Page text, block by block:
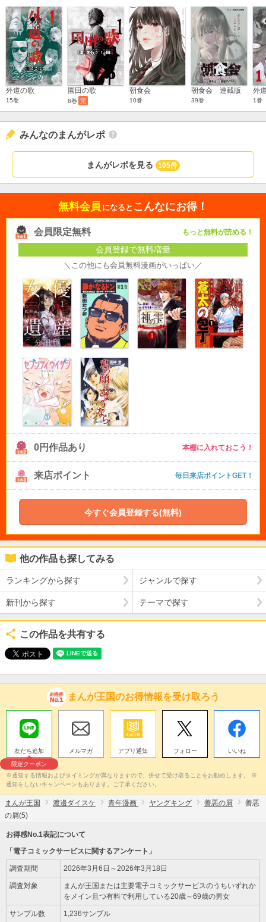
外道の歌
15巻
園田の歌
6巻 完
朝食会
10巻
朝食会 連載版
39巻
外
1巻
みんなのまんがレポ
まんがレポを見る 105件
無料会員 になると こんなにお得！
会員限定無料 もっと無料が読める！
会員登録で無料増量
＼この他にも会員無料漫画がいっぱい／
0円作品あり 本棚に入れておこう！
来店ポイント 毎日来店ポイントGET！
今すぐ会員登録する(無料)
他の作品も探してみる
ランキングから探す ジャンルで探す
新刊から探す テーマで探す
この作品を共有する
まんが王国のお得情報を受け取ろう
友だち追加
限定クーポン
メルマガ アプリ通知 フォロー いいね
※通知する情報およびタイミングが異なりますので、併せて受け取ることをお勧めします。 ※
通知をしないキャンペーンもあります。ご了承ください。
まんが王国 渡邊ダイスケ 青年漫画 ヤングキング 善悪の屑
善悪
の屑(5)
お得感No.1表記について
「電子コミックサービスに関するアンケート」
調査期間 2026年3月6日～2026年3月18日
調査対象
まんが王国または主要電子コミックサービスのうちいずれか
をメイン且つ有料で利用している20歳～69歳の男女
サンプル数 1,236サンプル